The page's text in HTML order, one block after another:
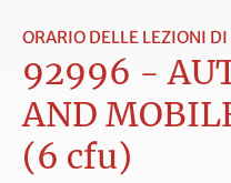
ORARIO DELLE LEZIONI DI
92996 -
AND
(6 cfu)